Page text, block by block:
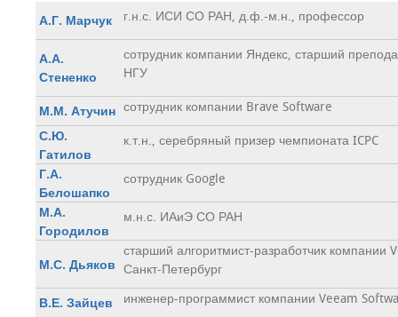
А.Г. Марчук г.н.с. ИСИ СО РАН, д.ф.-м.н., профессор
А.А.
Стененко
сотрудник компании Яндекс, старший
НГУ
М.М. Атучин сотрудник компании Brave Software
С.Ю.
Гатилов
к.т.н., серебряный призер чемпионата ICPC
Г.А.
Белошапко
сотрудник Google
М.А.
Городилов
м.н.с. ИАиЭ СО РАН
М.С. Дьяков
старший алгоритмист-разработчик компании
Санкт-Петербург
В.Е. Зайцев
инженер-программист компании Veeam